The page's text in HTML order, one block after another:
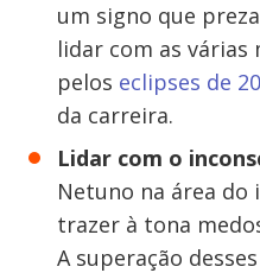
um signo que
lidar com as várias
pelos eclipses de
da carreira.
Lidar com o
Netuno na área do
trazer à tona
A superação